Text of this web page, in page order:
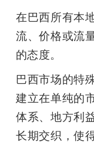
在巴西所有本
流、价格或流
的态度。
巴西市场的特
建立在单纯的
体系、地方利
长期交织，使